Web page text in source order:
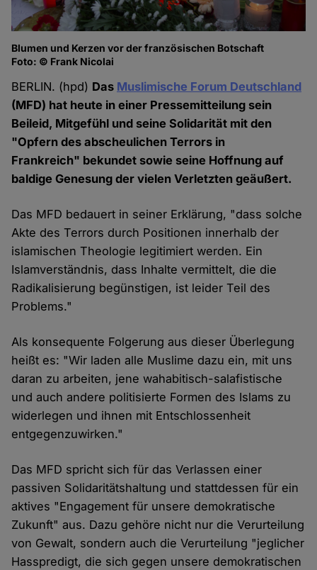
Blumen und Kerzen vor der französischen Botschaft
Foto: © Frank Nicolai
BERLIN. (hpd) Das Muslimische Forum Deutschland
(MFD) hat heute in einer Pressemitteilung sein
Beileid, Mitgefühl und seine Solidarität mit den
"Opfern des abscheulichen Terrors in
Frankreich" bekundet sowie seine Hoffnung auf
baldige Genesung der vielen Verletzten geäußert.
Das MFD bedauert in seiner Erklärung, "dass solche
Akte des Terrors durch Positionen innerhalb der
islamischen Theologie legitimiert werden. Ein
Islamverständnis, dass Inhalte vermittelt, die die
Radikalisierung begünstigen, ist leider Teil des
Problems."
Als konsequente Folgerung aus dieser Überlegung
heißt es: "Wir laden alle Muslime dazu ein, mit uns
daran zu arbeiten, jene wahabitisch-salafistische
und auch andere politisierte Formen des Islams zu
widerlegen und ihnen mit Entschlossenheit
entgegenzuwirken."
Das MFD spricht sich für das Verlassen einer
passiven Solidaritätshaltung und stattdessen für ein
aktives "Engagement für unsere demokratische
Zukunft" aus. Dazu gehöre nicht nur die Verurteilung
von Gewalt, sondern auch die Verurteilung "jeglicher
Hasspredigt, die sich gegen unsere demokratischen